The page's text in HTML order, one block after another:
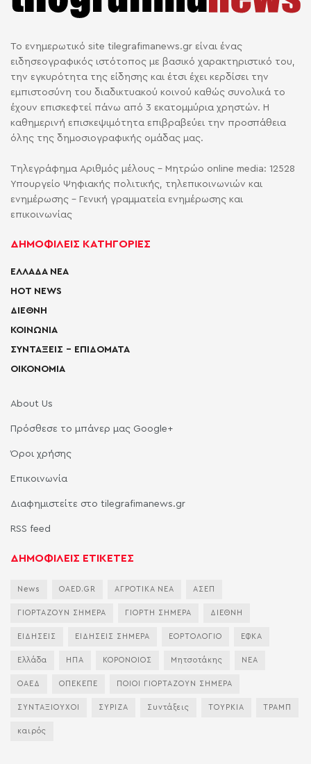
Το ενημερωτικό site tilegrafimanews.gr είναι ένας
ειδησεογραφικός ιστότοπος με βασικό χαρακτηριστικό του,
την εγκυρότητα της είδησης και έτσι έχει κερδίσει την
εμπιστοσύνη του διαδικτυακού κοινού καθώς συνολικά το
έχουν επισκεφτεί πάνω από 3 εκατομμύρια χρηστών. Η
καθημερινή επισκεψιμότητα επιβραβεύει την προσπάθεια
όλης της δημοσιογραφικής ομάδας μας.
Τηλεγράφημα Αριθμός μέλους - Μητρώο online media: 12528
Υπουργείο Ψηφιακής πολιτικής, τηλεπικοινωνιών και
ενημέρωσης - Γενική γραμματεία ενημέρωσης και
επικοινωνίας
ΔΗΜΟΦΙΛΕΙΣ ΚΑΤΗΓΟΡΙΕΣ
ΕΛΛΑΔΑ ΝΕΑ
HOT NEWS
ΔΙΕΘΝΗ
ΚΟΙΝΩΝΙΑ
ΣΥΝΤΑΞΕΙΣ – ΕΠΙΔΟΜΑΤΑ
ΟΙΚΟΝΟΜΙΑ
About Us
Πρόσθεσε το μπάνερ μας Google+
Όροι χρήσης
Επικοινωνία
Διαφημιστείτε στο tilegrafimanews.gr
RSS feed
ΔΗΜΟΦΙΛΕΙΣ ΕΤΙΚΕΤΕΣ
News OAED.GR ΑΓΡΟΤΙΚΑ ΝΕΑ ΑΣΕΠ
ΓΙΟΡΤΑΖΟΥΝ ΣΗΜΕΡΑ ΓΙΟΡΤΗ ΣΗΜΕΡΑ ΔΙΕΘΝΗ
ΕΙΔΗΣΕΙΣ ΕΙΔΗΣΕΙΣ ΣΗΜΕΡΑ ΕΟΡΤΟΛΟΓΙΟ ΕΦΚΑ
Ελλάδα ΗΠΑ ΚΟΡΟΝΟΙΟΣ Μητσοτάκης ΝΕΑ
ΟΑΕΔ ΟΠΕΚΕΠΕ ΠΟΙΟΙ ΓΙΟΡΤΑΖΟΥΝ ΣΗΜΕΡΑ
ΣΥΝΤΑΞΙΟΥΧΟΙ ΣΥΡΙΖΑ Συντάξεις ΤΟΥΡΚΙΑ ΤΡΑΜΠ
καιρός